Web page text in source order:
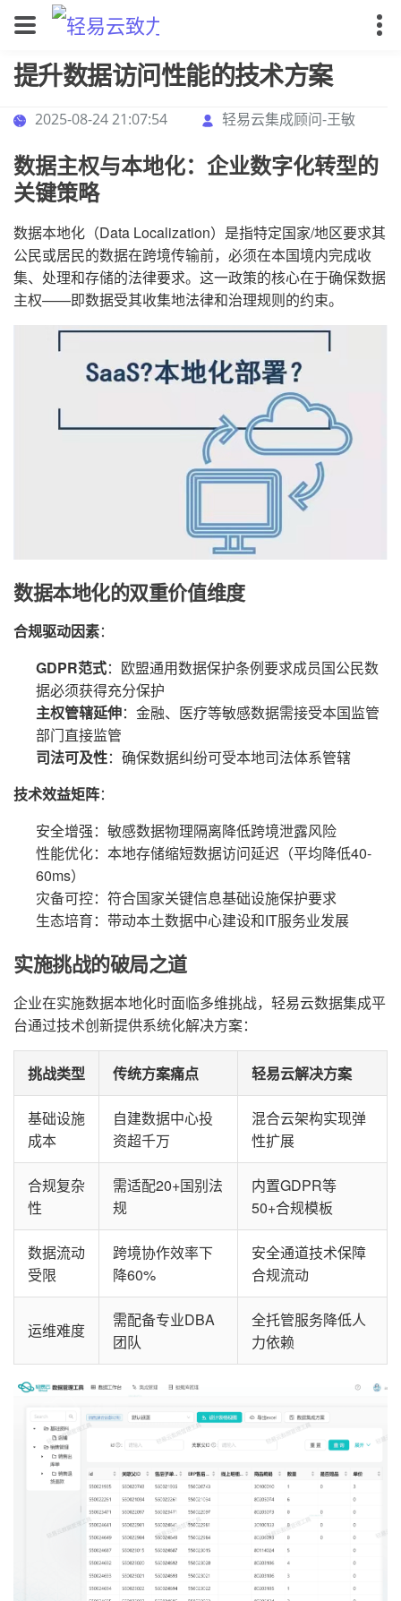
提升数据访问性能的技术方案
2025-08-24 21:07:54 轻易云集成顾问-王敏
数据主权与本地化：企业数字化转型的
关键策略
数据本地化（Data Localization）是指特定国家/地区要求其
公民或居民的数据在跨境传输前，必须在本国境内完成收
集、处理和存储的法律要求。这一政策的核心在于确保数据
主权——即数据受其收集地法律和治理规则的约束。
数据本地化的双重价值维度
合规驱动因素：
GDPR范式：欧盟通用数据保护条例要求成员国公民数
据必须获得充分保护
主权管辖延伸：金融、医疗等敏感数据需接受本国监管
部门直接监管
司法可及性：确保数据纠纷可受本地司法体系管辖
技术效益矩阵：
安全增强：敏感数据物理隔离降低跨境泄露风险
性能优化：本地存储缩短数据访问延迟（平均降低40-
60ms）
灾备可控：符合国家关键信息基础设施保护要求
生态培育：带动本土数据中心建设和IT服务业发展
实施挑战的破局之道
企业在实施数据本地化时面临多维挑战，轻易云数据集成平
台通过技术创新提供系统化解决方案：
挑战类型 传统方案痛点 轻易云解决方案
基础设施
成本
自建数据中心投
资超千万
混合云架构实现弹
性扩展
合规复杂
性
需适配20+国别法
规
内置GDPR等
50+合规模板
数据流动
受限
跨境协作效率下
降60%
安全通道技术保障
合规流动
运维难度
需配备专业DBA
团队
全托管服务降低人
力依赖